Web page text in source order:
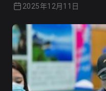
2025年12月11日